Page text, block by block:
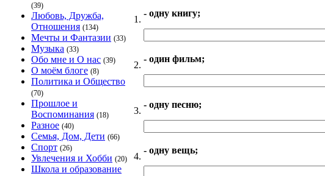
(39)
Любовь, Дружба,
Отношения (134)
Мечты и Фантазии (33)
Музыка (33)
Обо мне и О нас (39)
О моём блоге (8)
Политика и Общество
(70)
Прошлое и
Воспоминания (18)
Разное (40)
Семья, Дом, Дети (66)
Спорт (26)
Увлечения и Хобби (20)
Школа и образование
1.
- одну книгу;
2.
- один фильм;
3.
- одну песню;
4.
- одну вещь;